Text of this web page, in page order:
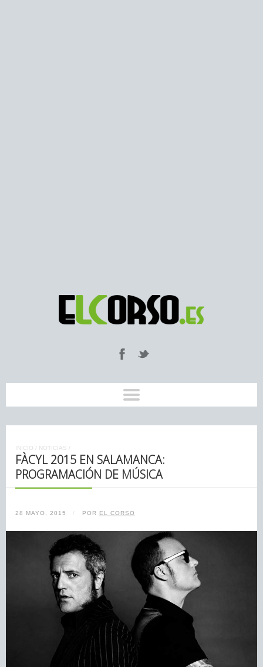
INICIO / NOTICIAS /
FÀCYL 2015 EN SALAMANCA:
PROGRAMACIÓN DE MÚSICA
28 MAYO, 2015 / POR EL CORSO